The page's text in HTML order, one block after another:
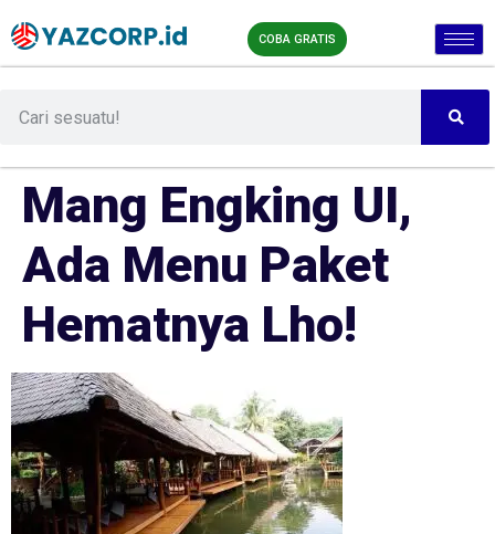
COBA GRATIS
Mang Engking UI,
Ada Menu Paket
Hematnya Lho!